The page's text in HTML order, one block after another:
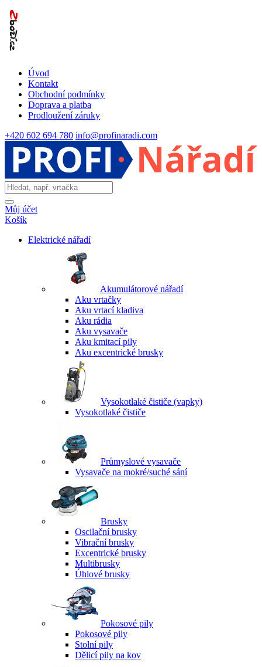
Úvod
Kontakt
Obchodní podmínky
Doprava a platba
Prodloužení záruky
+420 602 694 780 info@profinaradi.com
Můj účet
Košík
Elektrické nářadí
Akumulátorové nářadí
Aku vrtačky
Aku vrtací kladiva
Aku rádia
Aku vysavače
Aku kmitací pily
Aku excentrické brusky
Vysokotlaké čističe (vapky)
Vysokotlaké čističe
Průmyslové vysavače
Vysavače na mokré/suché sání
Brusky
Oscilační brusky
Vibrační brusky
Excentrické brusky
Multibrusky
Úhlové brusky
Pokosové pily
Pokosové pily
Stolní pily
Dělicí pily na kov